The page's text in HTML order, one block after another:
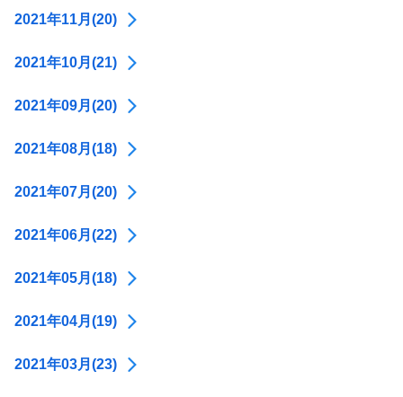
2021年11月(20)
2021年10月(21)
2021年09月(20)
2021年08月(18)
2021年07月(20)
2021年06月(22)
2021年05月(18)
2021年04月(19)
2021年03月(23)